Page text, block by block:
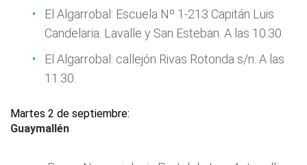
El Algarrobal: Escuela Nº 1-213 Capitán Luis
Candelaria. Lavalle y San Esteban. A las 10.30.
El Algarrobal: callejón Rivas Rotonda s/n. A las
11.30.
Martes 2 de septiembre:
Guaymallén